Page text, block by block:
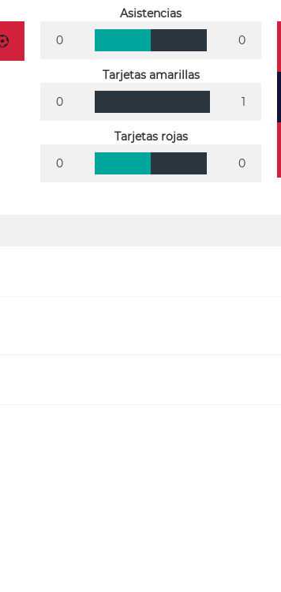
Asistencias
0
0
Tarjetas amarillas
0
1
Tarjetas rojas
0
0